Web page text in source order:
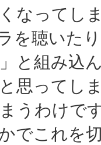
なってし
を聴いた
と組み込
思ってし
うわけで
これを